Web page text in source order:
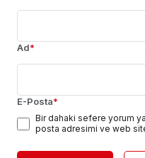
Ad*
E-Posta*
Bir dahaki sefere yorum
posta adresimi ve web